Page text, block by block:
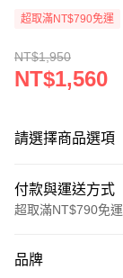
超取滿NT$790免運
NT$1,950
NT$1,560
請選擇商品選項
付款與運送方式
超取滿NT$790免運
信用卡一次付款
品牌